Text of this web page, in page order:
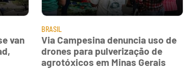
van
BRASIL
Via Campesina denuncia uso de
drones para pulverização de
agrotóxicos em Minas Gerais